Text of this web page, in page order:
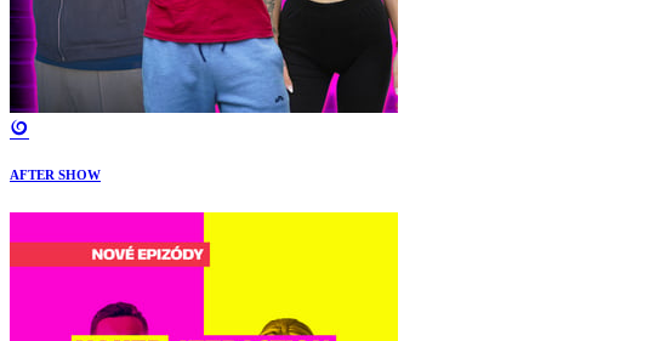
AFTER SHOW